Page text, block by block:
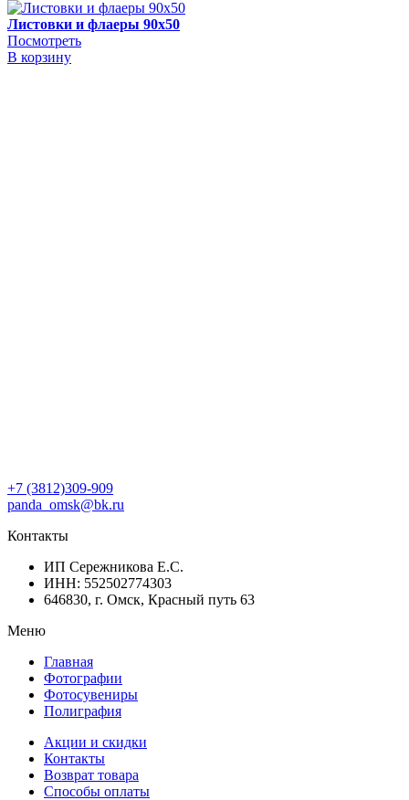
Листовки и флаеры 90х50
Посмотреть
В корзину
+7 (3812)309-909
panda_omsk@bk.ru
Контакты
ИП Сережникова Е.С.
ИНН: 552502774303
646830, г. Омск, Красный путь 63
Меню
Главная
Фотографии
Фотосувениры
Полиграфия
Акции и скидки
Контакты
Возврат товара
Способы оплаты